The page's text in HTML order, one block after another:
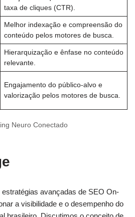
taxa de cliques (CTR).
Melhor indexação e compreensão do
conteúdo pelos motores de busca.
Hierarquização e ênfase no conteúdo
relevante.
Engajamento do público-alvo e
valorização pelos motores de busca.
Neuro Conectado
avançadas de SEO On-
a visibilidade e o desempenho do